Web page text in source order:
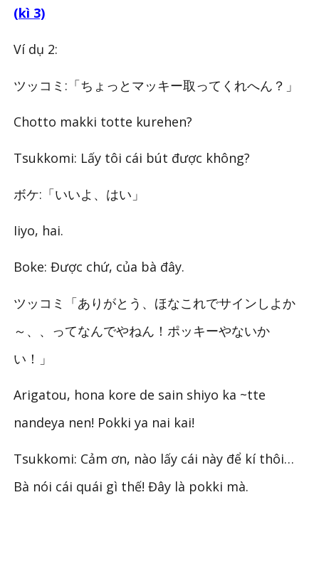
(kì 3)
Ví dụ 2:
ツッコミ:「ちょっとマッキー取ってくれへん？」
Chotto makki totte kurehen?
Tsukkomi: Lấy tôi cái bút được không?
ボケ:「いいよ、はい」
Iiyo, hai.
Boke: Được chứ, của bà đây.
ツッコミ「ありがとう、ほなこれでサインしよか
～、、ってなんでやねん！ポッキーやないか
い！」
Arigatou, hona kore de sain shiyo ka ~tte
nandeya nen! Pokki ya nai kai!
Tsukkomi: Cảm ơn, nào lấy cái này để kí thôi…
Bà nói cái quái gì thế! Đây là pokki mà.